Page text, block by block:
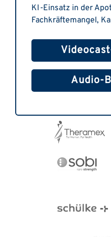
KI-Einsatz in der
Fachkräftemangel,
Audio-